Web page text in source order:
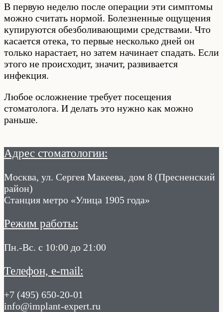
В первую неделю после операции эти симптомы
можно считать нормой. Болезненные ощущения
купируются обезболивающими средствами. Что
касается отека, то первые несколько дней он
только нарастает, но затем начинает спадать. Если
этого не происходит, значит, развивается
инфекция.
Любое осложнение требует посещения
стоматолога. И делать это нужно как можно
раньше.
Адрес стоматологии:
Москва, ул. Сергея Макеева, дом 8 (Пресненский
район)
Станция метро «Улица 1905 года»
Режим работы:
Пн.-Вс. с 10:00 до 21:00
Телефон, e-mail:
+7 (495) 650-20-01
info@implant-expert.ru